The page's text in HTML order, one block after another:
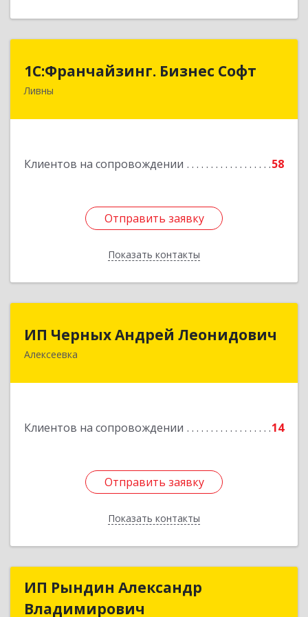
1C:Франчайзинг. Бизнес Софт
Ливны
Клиентов на сопровождении 58
Отправить заявку
Показать контакты
1C:Франчайзинг. Бизнес Софт
303851, Орловская обл, Ливны г, Гайдара ул,
Отправить заявку
Назад
ИП Черных Андрей Леонидович
Алексеевка
Клиентов на сопровождении 14
Отправить заявку
Показать контакты
ИП Черных Андрей Леонидович
309850, Белгородская обл, Алексеевский р-н,
Отправить заявку
Назад
ИП Рындин Александр
Владимирович
ИП Рындин Александр